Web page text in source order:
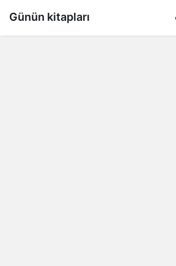
Günün kitapları